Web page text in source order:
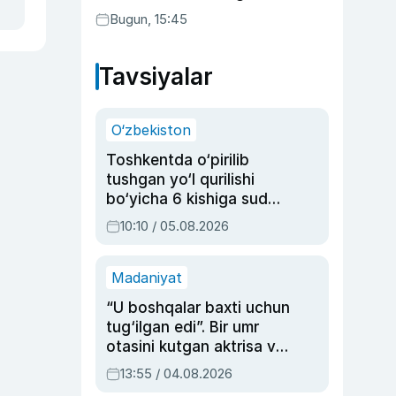
Bugun, 15:45
Tavsiyalar
O‘zbekiston
Toshkentda o‘pirilib
tushgan yo‘l qurilishi
bo‘yicha 6 kishiga sud
hukmi o‘qildi
10:10 / 05.08.2026
Madaniyat
“U boshqalar baxti uchun
tug‘ilgan edi”. Bir umr
otasini kutgan aktrisa va
dublyaj ustasi Rimma
Ahmedovaning
13:55 / 04.08.2026